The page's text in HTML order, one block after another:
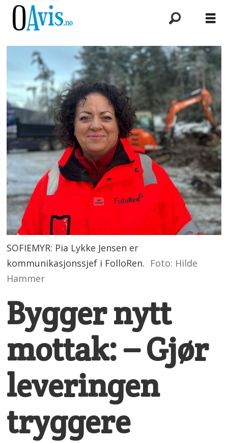
SOFIEMYR: Pia Lykke Jensen er
kommunikasjonssjef i FolloRen. Foto: Hilde
Hammer
Bygger nytt
mottak: – Gjør
leveringen
tryggere